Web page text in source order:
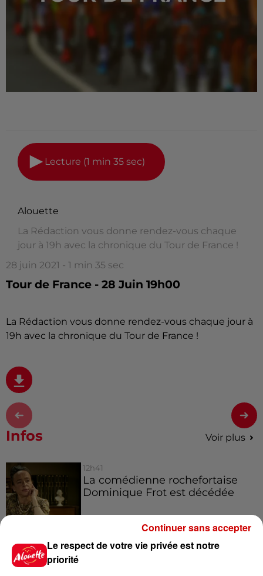
Lecture (1 min 35 sec)
Alouette
La Rédaction vous donne rendez-vous chaque
jour à 19h avec la chronique du Tour de France !
28 juin 2021 - 1 min 35 sec
Tour de France - 28 Juin 19h00
La Rédaction vous donne rendez-vous chaque jour à
19h avec la chronique du Tour de France !
Infos Voir plus
12h41
La comédienne rochefortaise
Dominique Frot est décédée
11h12
Le respect de votre vie privée est notre
priorité
Continuer sans accepter